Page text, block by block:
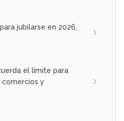
jubilarse en 2026,
el límite para
comercios y